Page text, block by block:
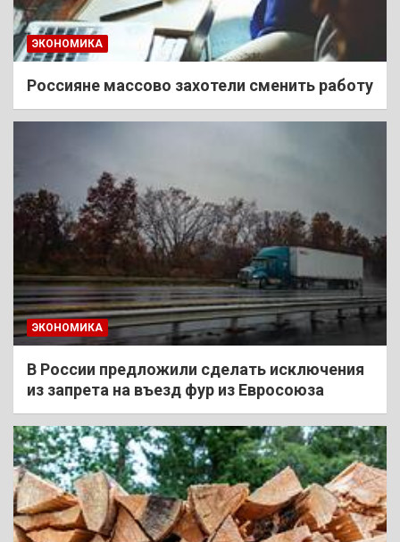
ЭКОНОМИКА
Россияне массово захотели сменить работу
ЭКОНОМИКА
В России предложили сделать исключения
из запрета на въезд фур из Евросоюза